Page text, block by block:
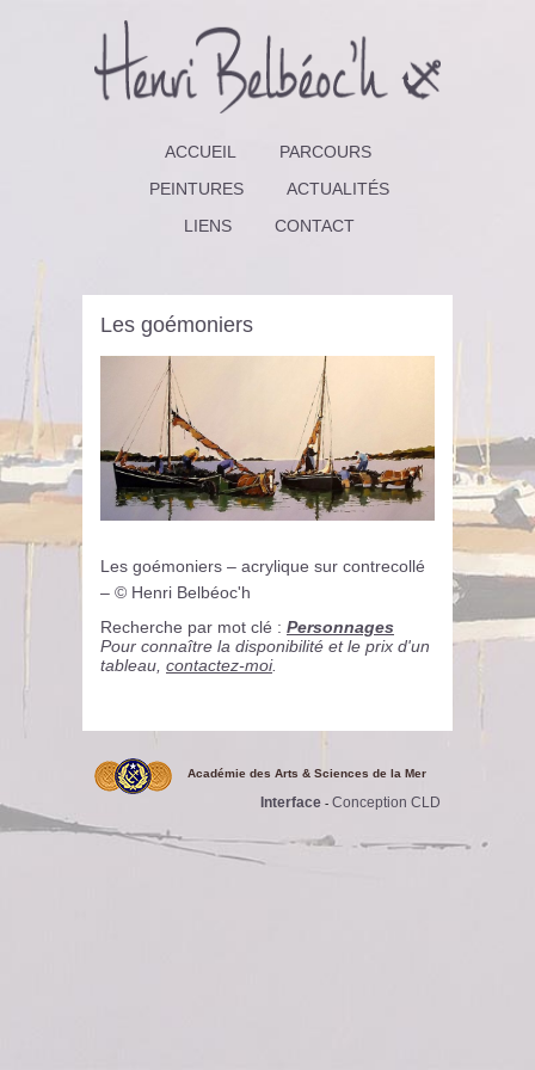
ACCUEIL
PARCOURS
PEINTURES
ACTUALITÉS
LIENS
CONTACT
Les goémoniers
Les goémoniers – acrylique sur contrecollé
– © Henri Belbéoc'h
Recherche par mot clé : Personnages
Pour connaître la disponibilité et le prix d'un
tableau, contactez-moi.
Académie des Arts & Sciences de la Mer
Interface - Conception CLD